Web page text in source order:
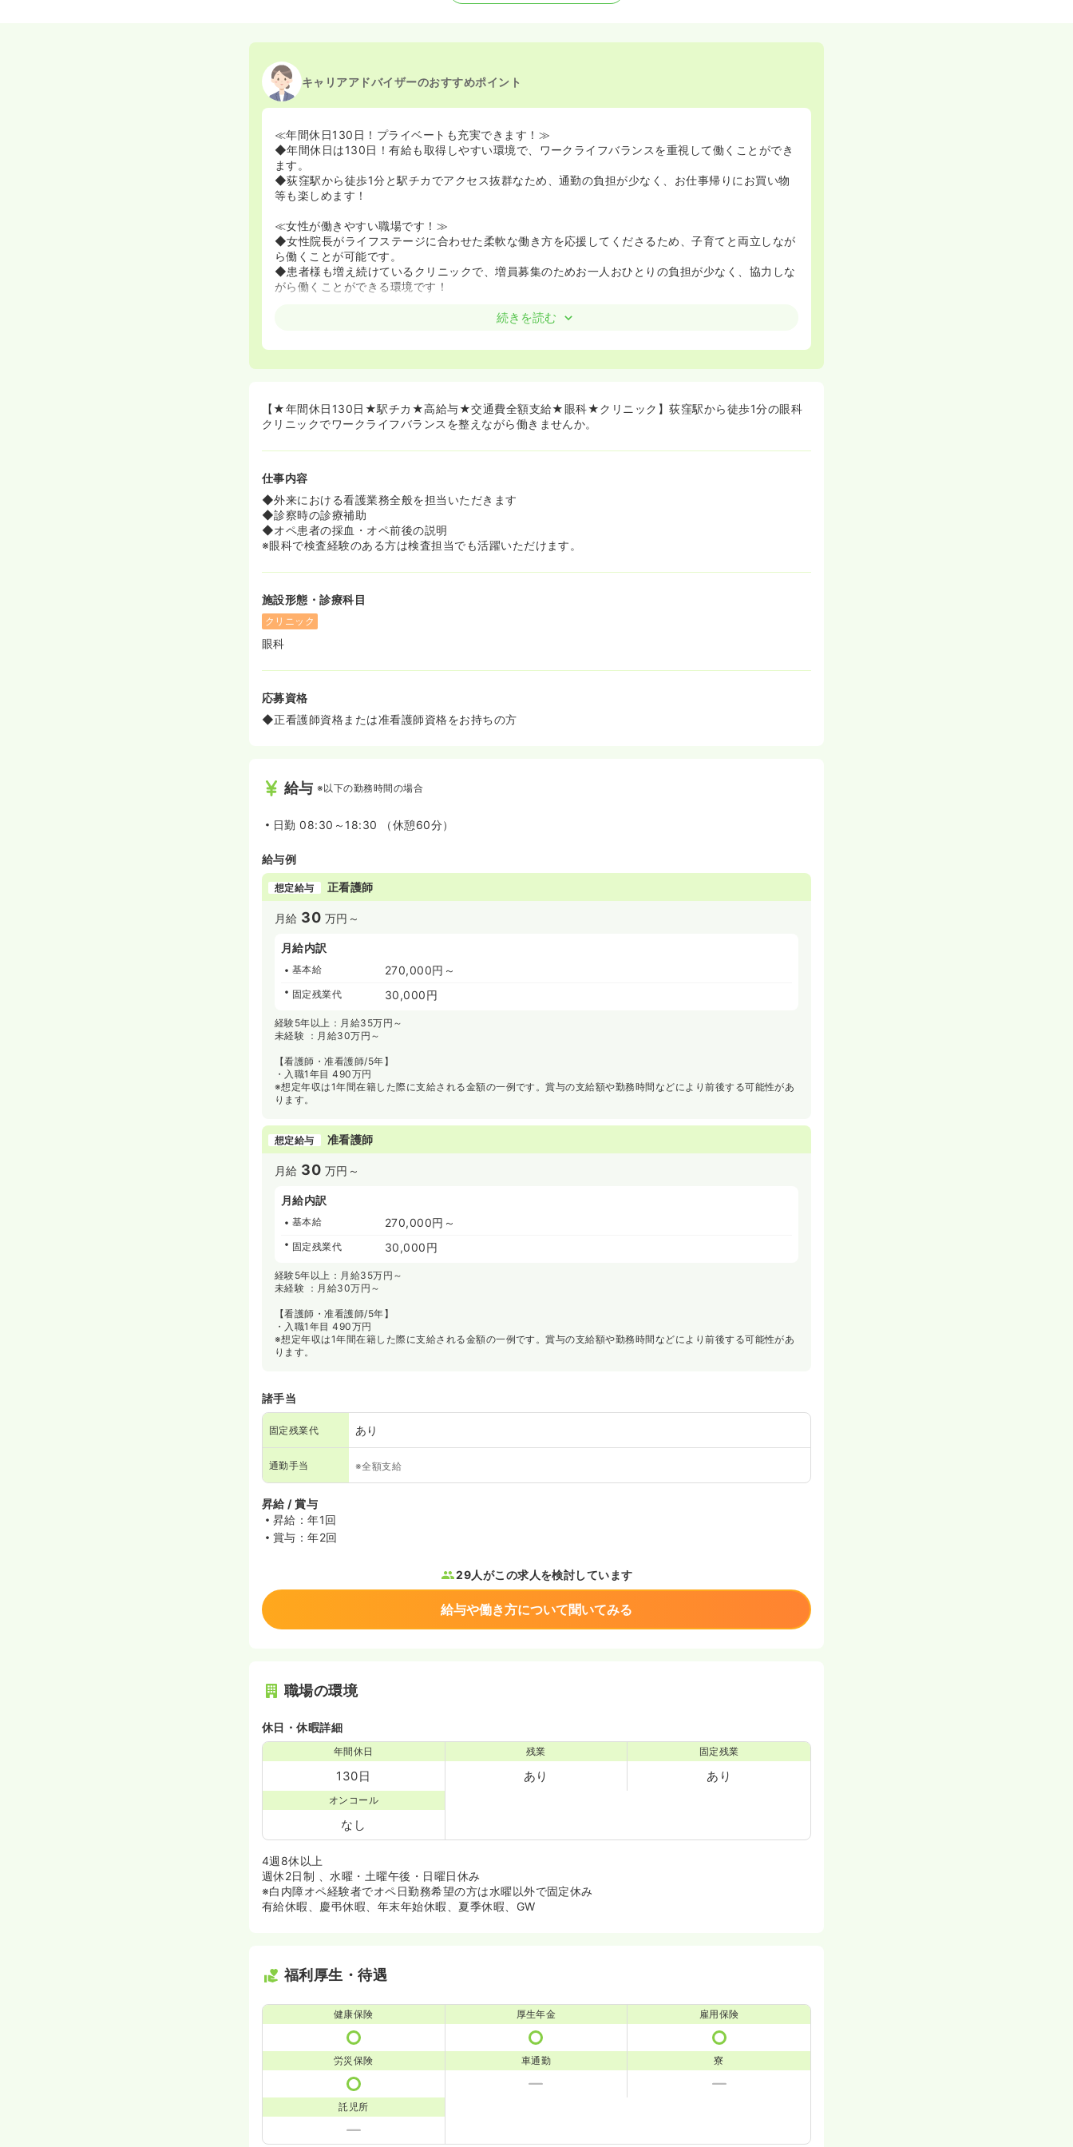
キャリアアドバイザーのおすすめポイント
≪年間休日130日！プライベートも充実できます！≫
◆年間休日は130日！有給も取得しやすい環境で、ワークライフバランスを重視して働くことができ
ます。
◆荻窪駅から徒歩1分と駅チカでアクセス抜群なため、通勤の負担が少なく、お仕事帰りにお買い物
等も楽しめます！
≪女性が働きやすい職場です！≫
◆女性院長がライフステージに合わせた柔軟な働き方を応援してくださるため、子育てと両立しなが
ら働くことが可能です。
◆患者様も増え続けているクリニックで、増員募集のためお一人おひとりの負担が少なく、協力しな
がら働くことができる環境です！
≪経験を活かしてキャリアアップも目指せます！≫
ため、ご経験を活かし専門性を高めていくことができます。
続きを読む
【★年間休日130日★駅チカ★高給与★交通費全額支給★眼科★クリニック】荻窪駅から徒歩1分の眼科
クリニックでワークライフバランスを整えながら働きませんか。
仕事内容
◆外来における看護業務全般を担当いただきます
◆診察時の診療補助
◆オペ患者の採血・オペ前後の説明
※眼科で検査経験のある方は検査担当でも活躍いただけます。
施設形態・診療科目
クリニック
眼科
応募資格
◆正看護師資格または准看護師資格をお持ちの方
給与 ※以下の勤務時間の場合
日勤 08:30～18:30 （休憩60分）
給与例
想定給与 正看護師
月給 30 万円～
月給内訳
基本給 270,000円～
固定残業代 30,000円
経験5年以上：月給35万円～
未経験 ：月給30万円～
【看護師・准看護師/5年】
・入職1年目 490万円
※想定年収は1年間在籍した際に支給される金額の一例です。賞与の支給額や勤務時間などにより前後する可能性があ
ります。
想定給与 准看護師
月給 30 万円～
月給内訳
基本給 270,000円～
固定残業代 30,000円
経験5年以上：月給35万円～
未経験 ：月給30万円～
【看護師・准看護師/5年】
・入職1年目 490万円
※想定年収は1年間在籍した際に支給される金額の一例です。賞与の支給額や勤務時間などにより前後する可能性があ
ります。
諸手当
固定残業代 あり
通勤手当 ※全額支給
昇給 / 賞与
昇給：年1回
賞与：年2回
29人がこの求人を検討しています
給与や働き方について聞いてみる
職場の環境
休日・休暇詳細
年間休日
130日
残業
あり
固定残業
あり
オンコール
なし
4週8休以上
週休2日制 、水曜・土曜午後・日曜日休み
※白内障オペ経験者でオペ日勤務希望の方は水曜以外で固定休み
有給休暇、慶弔休暇、年末年始休暇、夏季休暇、GW
福利厚生・待遇
健康保険 厚生年金 雇用保険
労災保険 車通勤 寮
託児所